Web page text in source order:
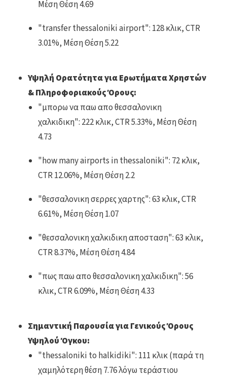
Μέση Θέση 4.69
"transfer thessaloniki airport": 128 κλικ, CTR
3.01%, Μέση Θέση 5.22
Υψηλή Ορατότητα για Ερωτήματα Χρηστών
& Πληροφοριακούς Όρους:
"μπορω να παω απο θεσσαλονικη
χαλκιδικη": 222 κλικ, CTR 5.33%, Μέση Θέση
4.73
"how many airports in thessaloniki": 72 κλικ,
CTR 12.06%, Μέση Θέση 2.2
"θεσσαλονικη σερρες χαρτης": 63 κλικ, CTR
6.61%, Μέση Θέση 1.07
"θεσσαλονικη χαλκιδικη αποσταση": 63 κλικ,
CTR 8.37%, Μέση Θέση 4.84
"πως παω απο θεσσαλονικη χαλκιδικη": 56
κλικ, CTR 6.09%, Μέση Θέση 4.33
Σημαντική Παρουσία για Γενικούς Όρους
Υψηλού Όγκου:
"thessaloniki to halkidiki": 111 κλικ (παρά τη
χαμηλότερη θέση 7.76 λόγω τεράστιου